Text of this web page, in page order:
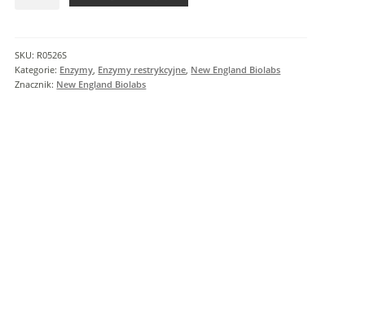
SKU: R0526S
Kategorie: Enzymy Enzymy restrykcyjne New England Biolabs
Znacznik: New England Biolabs